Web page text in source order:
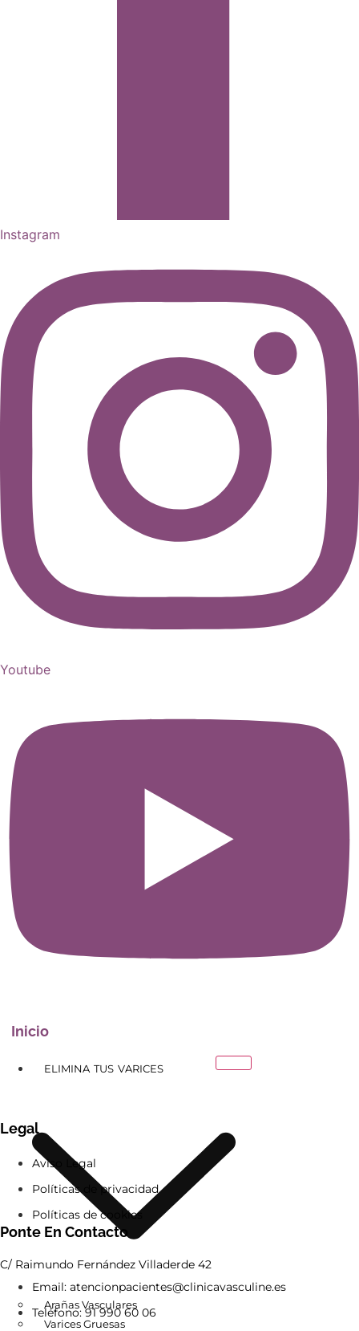
Instagram
Youtube
Inicio
ELIMINA TUS VARICES
Arañas Vasculares
Varices Gruesas
Legal
Aviso Legal
Políticas de privacidad
Políticas de cookies
Ponte En Contacto
C/ Raimundo Fernández Villaderde 42
Email: atencionpacientes@clinicavasculine.es
Teléfono: 91 990 60 06